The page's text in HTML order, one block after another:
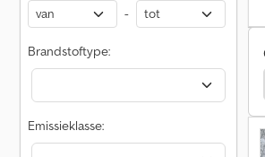
-
Brandstoftype:
Emissieklasse:
Chassis